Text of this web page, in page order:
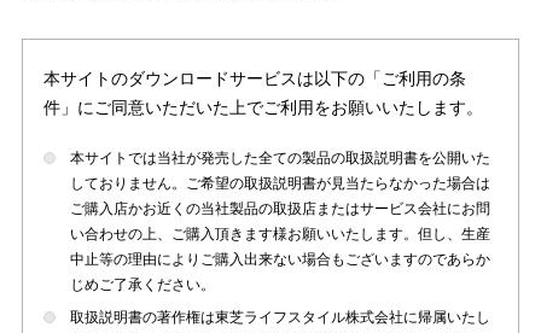
本サイトのダウンロードサービスは以下の「ご利用の条
件」にご同意いただいた上でご利用をお願いいたします。
本サイトでは当社が発売した全ての製品の取扱説明書を公開いた
しておりません。ご希望の取扱説明書が見当たらなかった場合は
ご購入店かお近くの当社製品の取扱店またはサービス会社にお問
い合わせの上、ご購入頂きます様お願いいたします。但し、生産
中止等の理由によりご購入出来ない場合もございますのであらか
じめご了承ください。
取扱説明書の著作権は東芝ライフスタイル株式会社に帰属いたし